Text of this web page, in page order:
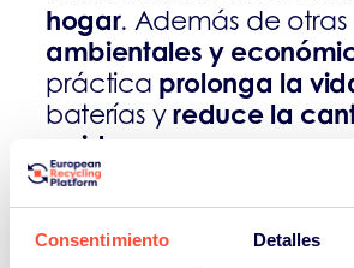
Consentimiento Detalles
hogar. Además de otras
ambientales y
práctica prolonga la
baterías yreduce la
residuos
En general, losdistintos
segunda vida
que se